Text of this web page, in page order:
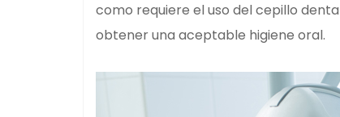
como requiere el uso del cepillo
obtener una aceptable higiene oral.